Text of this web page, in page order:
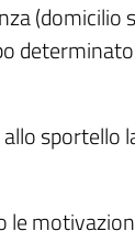
(domicilio
sportello
le